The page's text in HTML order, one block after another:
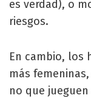
es verdad), o
riesgos.
En cambio, los
más
no que